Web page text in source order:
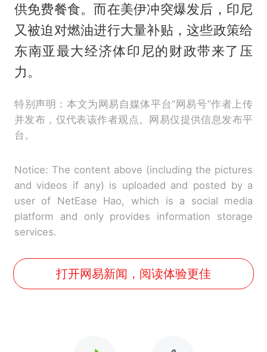
供免费餐食。而在美伊冲突爆发后，印尼
又被迫对燃油进行大量补贴，这些政策给
东南亚最大经济体印尼的财政带来了压
力。
特别声明：本文为网易自媒体平台“网易号”作者上传
并发布，仅代表该作者观点。网易仅提供信息发布平
台。
Notice: The content above (including the pictures
and videos if any) is uploaded and posted by a
user of NetEase Hao, which is a social media
platform and only provides information storage
services.
打开网易新闻，阅读体验更佳